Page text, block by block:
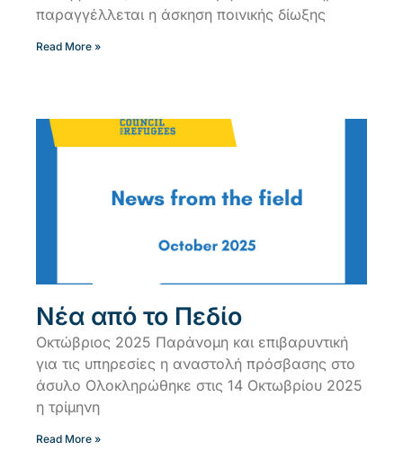
παραγγέλλεται η άσκηση ποινικής δίωξης
Read More »
Νέα από το Πεδίο
Οκτώβριος 2025 Παράνομη και επιβαρυντική
για τις υπηρεσίες η αναστολή πρόσβασης στο
άσυλο Ολοκληρώθηκε στις 14 Οκτωβρίου 2025
η τρίμηνη
Read More »